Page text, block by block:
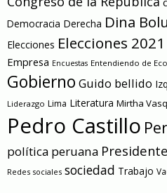
Democracia Derecha Dina
Elecciones Elecciones 2021
Empresa Encuestas Entendiendo de
Gobierno Guido bellido
Liderazgo Lima Literatura Mirtha
Pedro Castillo
política peruana
Redes sociales sociedad Trabajo